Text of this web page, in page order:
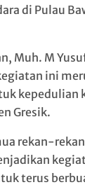
di Pulau
Muh. M
ini
kepedulian
Gresik.
rekan-
terus